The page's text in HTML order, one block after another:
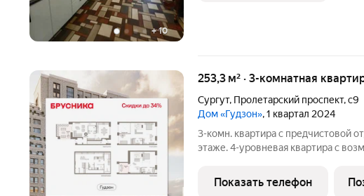
+10
253,3 м² · 3-комнатная
Сургут, Пролетарский проспект,с9
Дом «Гудзон», 1 квартал 2024
3-комн. квартира с предчистовой
этаже. 4-уровневая квартира с
кв.м., жилая: 110.8 кв.м., площадь
кв.м.
Показать телефон